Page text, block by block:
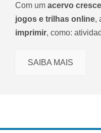
Com um acervo
jogos e trilhas online,
imprimir, como:
SAIBA MAIS